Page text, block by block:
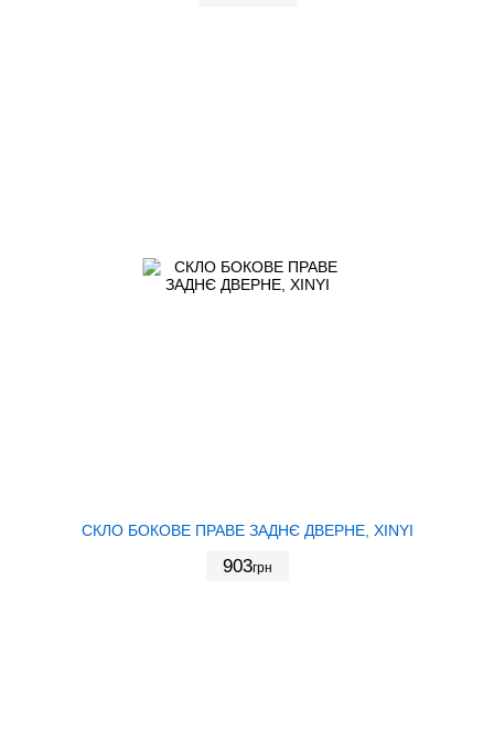
СКЛО БОКОВЕ ПРАВЕ ЗАДНЄ ДВЕРНЕ, XINYI
903грн